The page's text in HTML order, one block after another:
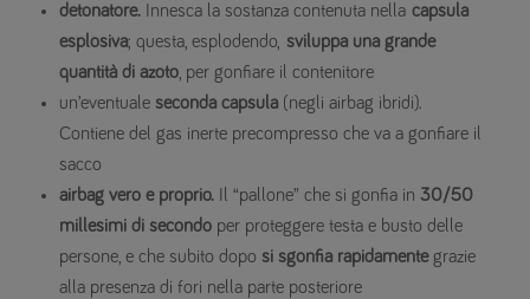
detonatore. Innesca la sostanza contenuta nella capsula
esplosiva; questa, esplodendo, sviluppa una grande
quantità di azoto, per gonfiare il contenitore
un’eventuale seconda capsula (negli airbag ibridi).
Contiene del gas inerte precompresso che va a gonfiare il
sacco
airbag vero e proprio. Il “pallone” che si gonfia in 30/50
millesimi di secondo per proteggere testa e busto delle
persone, e che subito dopo si sgonfia rapidamentegrazie
alla presenza di fori nella parte posteriore